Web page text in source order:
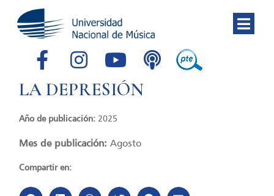
LA DEPRESIÓN
Año de publicación: 2025
Mes de publicación:Agosto
Compartir en: